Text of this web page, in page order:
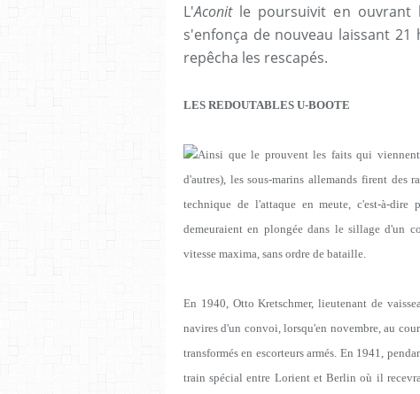
L'Aconitle poursuivit en ouvrant
s'enfonça de nouveau laissant
repêcha les rescapés.
LES REDOUTABLES U-BOOTE
Ainsi que le prouvent les faits qui viennent
d'autres), les sous-marins allemands firent des
technique de l'attaque en meute, c'est-à-
demeuraient en plongée dans le sillage d'un
vitesse maxima, sans ordre de bataille.
En 1940, Otto Kretschmer, lieutenant de
navires d'un convoi, lorsqu'en novembre, au
transformés en escorteurs armés. En 1941,
train spécial entre Lorient et Berlin où il